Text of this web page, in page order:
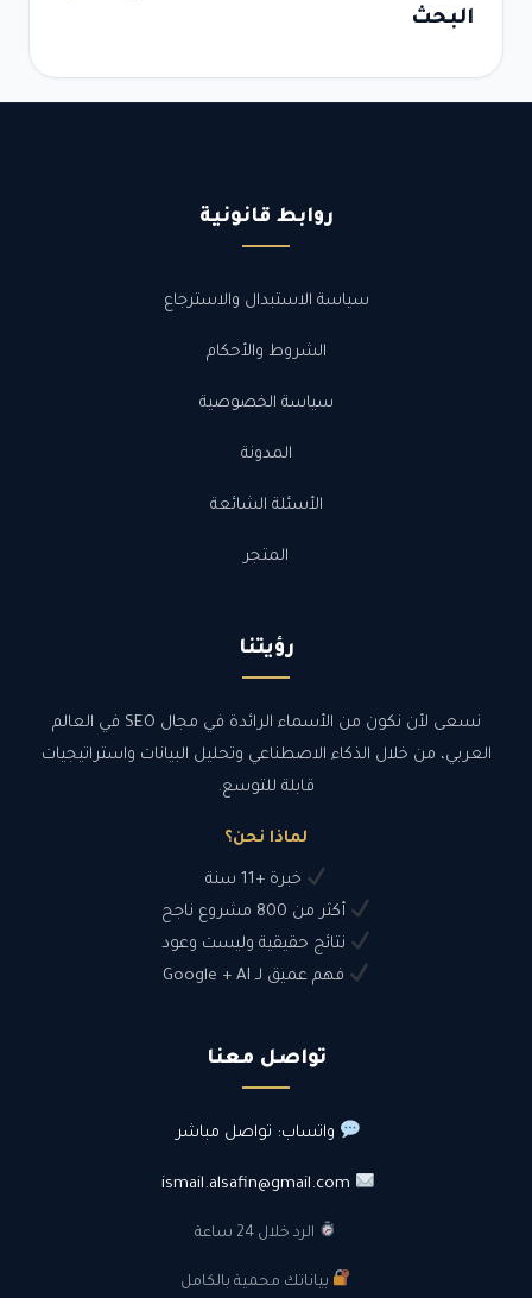
البحث
روابط قانونية
سياسة الاستبدال والاسترجاع
الشروط والأحكام
سياسة الخصوصية
المدونة
الأسئلة الشائعة
المتجر
رؤيتنا
نسعى لأن نكون من الأسماء الرائدة في مجال SEO في العالم
العربي، من خلال الذكاء الاصطناعي وتحليل البيانات واستراتيجيات
قابلة للتوسع.
لماذا نحن؟
خبرة +11 سنة
أكثر من 800 مشروع ناجح
نتائج حقيقية وليست وعود
فهم عميق لـ Google + AI
تواصل معنا
واتساب: تواصل مباشر
ismail.alsafin@gmail.com
الرد خلال 24 ساعة
بياناتك محمية بالكامل